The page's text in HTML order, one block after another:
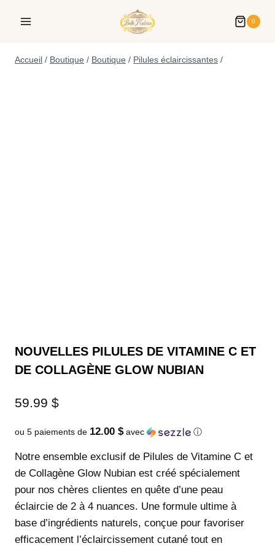
0
Accueil / Boutique / Boutique / Pilules éclaircissantes /
NOUVELLES PILULES DE VITAMINE C ET
DE COLLAGÈNE GLOW NUBIAN
59.99 $
ou 5 paiements de 12.00 $avec ⓘ
Notre ensemble exclusif de Pilules de Vitamine C et
de Collagène Glow Nubian est créé spécialement
pour nos chères clientes en quête d’une peau
éclaircie de 2 à 4 nuances. Une formule ultime à
base d’ingrédients naturels, conçue pour favoriser
efficacement l’éclaircissement cutané tout en